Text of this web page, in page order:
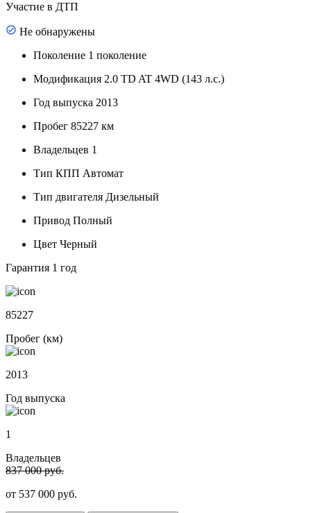
Участие в ДТП
Не обнаружены
Поколение 1 поколение
Модификация 2.0 TD AT 4WD (143 л.с.)
Год выпуска 2013
Пробег 85227 км
Владельцев 1
Тип КПП Автомат
Тип двигателя Дизельный
Привод Полный
Цвет Черный
Гарантия 1 год
85227
Пробег (км)
2013
Год выпуска
1
Владельцев
837 000 руб.
от 537 000 руб.